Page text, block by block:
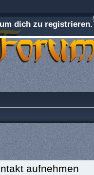
dich zu registrieren.
aufnehmen